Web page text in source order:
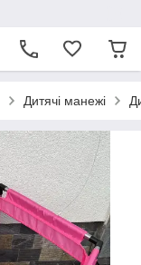
Дитячі манежі